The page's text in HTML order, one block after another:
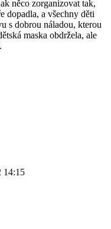
něco zorganizovat tak,
dopadla, a všechny děti
s dobrou náladou, kterou
maska obdržela, ale
14:15